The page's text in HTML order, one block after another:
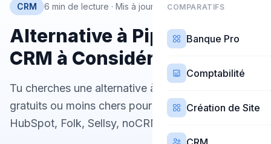
COMPARATIFS
Banque Pro
Comptabilité
Création de Site
CRM 6 min de lecture · Mis à jour 4 mars 2026
Alternative à Pipedrive : 5
CRM à Considérer en 2026
Tu cherches une alternative à Pipedrive ? 5 CRM
gratuits ou moins chers pour freelances et TPE :
HubSpot, Folk, Sellsy, noCRM.io, Brevo.